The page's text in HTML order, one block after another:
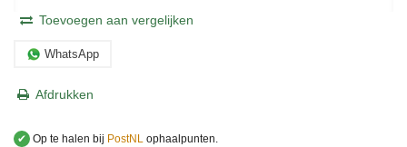
Toevoegen aan vergelijken
WhatsApp
Afdrukken
✔ Op te halen bij PostNL ophaalpunten.